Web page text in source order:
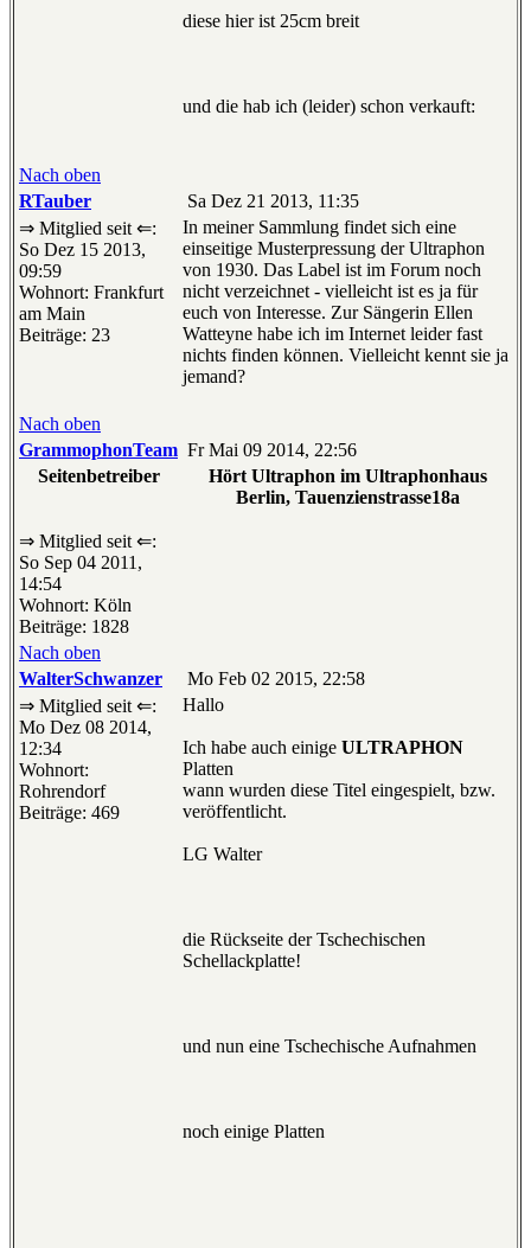
diese hier ist 25cm breit
und die hab ich (leider) schon verkauft:
Nach oben
RTauber
Sa Dez 21 2013, 11:35
⇒ Mitglied seit ⇐:
So Dez 15 2013,
09:59
Wohnort: Frankfurt
am Main
Beiträge: 23
In meiner Sammlung findet sich eine
einseitige Musterpressung der Ultraphon
von 1930. Das Label ist im Forum noch
nicht verzeichnet - vielleicht ist es ja für
euch von Interesse. Zur Sängerin Ellen
Watteyne habe ich im Internet leider fast
nichts finden können. Vielleicht kennt sie ja
jemand?
Nach oben
GrammophonTeam Fr Mai 09 2014, 22:56
Seitenbetreiber
⇒ Mitglied seit ⇐:
So Sep 04 2011,
14:54
Wohnort: Köln
Beiträge: 1828
Hört Ultraphon im Ultraphonhaus
Berlin, Tauenzienstrasse18a
Nach oben
WalterSchwanzer
Mo Feb 02 2015, 22:58
⇒ Mitglied seit ⇐:
Mo Dez 08 2014,
12:34
Wohnort:
Rohrendorf
Beiträge: 469
Hallo
Ich habe auch einige ULTRAPHON
Platten
wann wurden diese Titel eingespielt, bzw.
veröffentlicht.
LG Walter
die Rückseite der Tschechischen
Schellackplatte!
und nun eine Tschechische Aufnahmen
noch einige Platten